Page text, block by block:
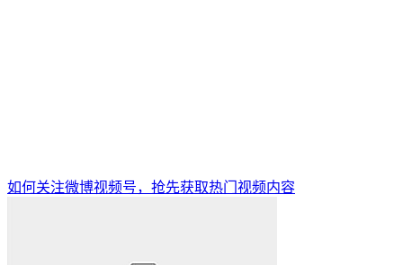
如何关注微博视频号，抢先获取热门视频内容